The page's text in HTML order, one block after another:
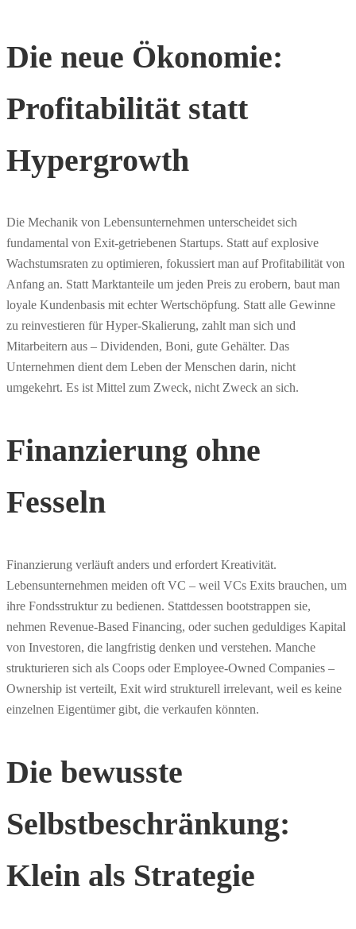
Die neue Ökonomie:
Profitabilität statt
Hypergrowth
Die Mechanik von Lebensunternehmen unterscheidet sich
fundamental von Exit-getriebenen Startups. Statt auf explosive
Wachstumsraten zu optimieren, fokussiert man auf Profitabilität von
Anfang an. Statt Marktanteile um jeden Preis zu erobern, baut man
loyale Kundenbasis mit echter Wertschöpfung. Statt alle Gewinne
zu reinvestieren für Hyper-Skalierung, zahlt man sich und
Mitarbeitern aus – Dividenden, Boni, gute Gehälter. Das
Unternehmen dient dem Leben der Menschen darin, nicht
umgekehrt. Es ist Mittel zum Zweck, nicht Zweck an sich.
Finanzierung ohne
Fesseln
Finanzierung verläuft anders und erfordert Kreativität.
Lebensunternehmen meiden oft VC – weil VCs Exits brauchen, um
ihre Fondsstruktur zu bedienen. Stattdessen bootstrappen sie,
nehmen Revenue-Based Financing, oder suchen geduldiges Kapital
von Investoren, die langfristig denken und verstehen. Manche
strukturieren sich als Coops oder Employee-Owned Companies –
Ownership ist verteilt, Exit wird strukturell irrelevant, weil es keine
einzelnen Eigentümer gibt, die verkaufen könnten.
Die bewusste
Selbstbeschränkung:
Klein als Strategie